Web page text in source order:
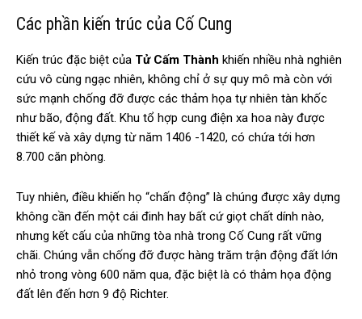
Các phần kiến trúc của Cố Cung
Kiến trúc đặc biệt của Tử Cấm Thành khiến nhiều nhà nghiên
cứu vô cùng ngạc nhiên, không chỉ ở sự quy mô mà còn với
sức mạnh chống đỡ được các thảm họa tự nhiên tàn khốc
như bão, động đất. Khu tổ hợp cung điện xa hoa này được
thiết kế và xây dựng từ năm 1406 -1420, có chứa tới hơn
8.700 căn phòng.
Tuy nhiên, điều khiến họ “chấn động” là chúng được xây dựng
không cần đến một cái đinh hay bất cứ giọt chất dính nào,
nhưng kết cấu của những tòa nhà trong Cố Cung rất vững
chãi. Chúng vẫn chống đỡ được hàng trăm trận động đất lớn
nhỏ trong vòng 600 năm qua, đặc biệt là có thảm họa động
đất lên đến hơn 9 độ Richter.